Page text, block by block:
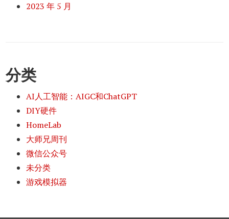
2023 年 5 月
分类
AI人工智能：AIGC和ChatGPT
DIY硬件
HomeLab
大师兄周刊
微信公众号
未分类
游戏模拟器